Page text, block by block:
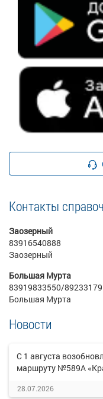
Контакты
Заозерный
83916540888
Заозерный
Большая Мурта
83919833550/
Большая Мурта
Новости
С 1 августа
маршруту №589А
28.07.2026